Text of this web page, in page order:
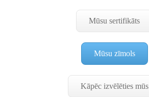
Mūsu sertifikāts
Mūsu zīmols
Kāpēc izvēlēties mūs